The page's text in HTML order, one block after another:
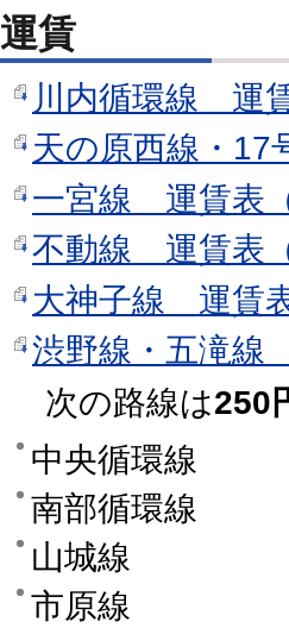
運賃
川内循環線 運
天の原西線・
一宮線 運賃表
不動線 運賃表
大神子線 運賃
渋野線・五滝線
次の路線は250
中央循環線
南部循環線
山城線
市原線